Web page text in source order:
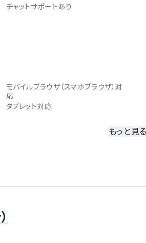
チャットサポートあり
モバイルブラウザ（スマホブラウザ）対
応
タブレット対応
バックアップ機能
もっと見